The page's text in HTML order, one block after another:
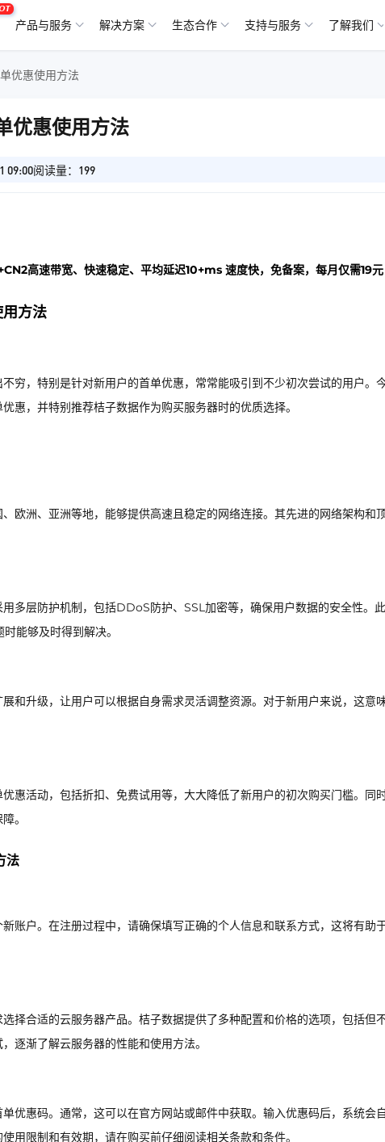
产品与服务 解决方案 生态合作 支持与服务
了解我们
优惠使用方法
优惠使用方法
09:00阅读量：199
高速带宽、快速稳定、平均延迟10+ms 速度快，免备案，每月仅需19元
方法
穷，特别是针对新用户的首单优惠，常常能吸引到不少初次尝试的用户。
惠，并特别推荐桔子数据作为购买服务器时的优质选择。
欧洲、亚洲等地，能够提供高速且稳定的网络连接。其先进的网络架构和
多层防护机制，包括DDoS防护、SSL加密等，确保用户数据的安全性。
能够及时得到解决。
和升级，让用户可以根据自身需求灵活调整资源。对于新用户来说，这意
惠活动，包括折扣、免费试用等，大大降低了新用户的初次购买门槛。同
。
法
账户。在注册过程中，请确保填写正确的个人信息和联系方式，这将有助
择合适的云服务器产品。桔子数据提供了多种配置和价格的选项，包括但
逐渐了解云服务器的性能和使用方法。
优惠码。通常，这可以在官方网站或邮件中获取。输入优惠码后，系统会
用限制和有效期，请在购买前仔细阅读相关条款和条件。